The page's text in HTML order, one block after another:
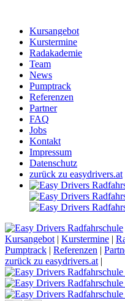
Kursangebot
Kurstermine
Radakademie
Team
News
Pumptrack
Referenzen
Partner
FAQ
Jobs
Kontakt
Impressum
Datenschutz
zurück zu easydrivers.at
Kursangebot | Kurstermine |
Pumptrack | Referenzen |
zurück zu easydrivers.at |